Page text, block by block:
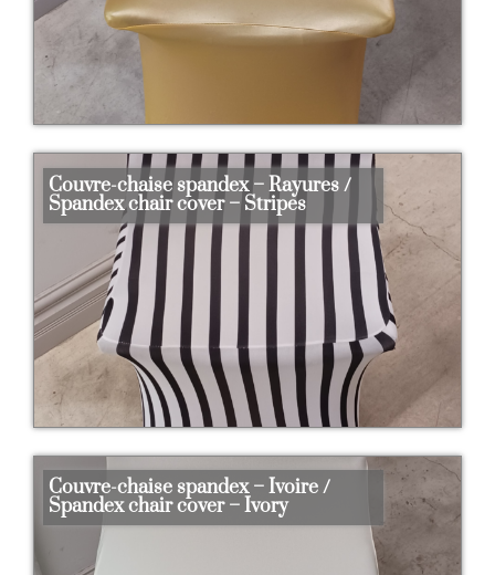
Couvre-chaise spandex – Rayures /
Spandex chair cover – Stripes
Couvre-chaise spandex – Ivoire /
Spandex chair cover – Ivory